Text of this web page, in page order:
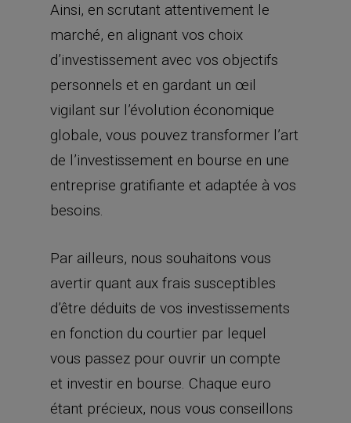
Ainsi, en scrutant attentivement le
marché, en alignant vos choix
d’investissement avec vos objectifs
personnels et en gardant un œil
vigilant sur l’évolution économique
globale, vous pouvez transformer l’art
de l’investissement en bourse en une
entreprise gratifiante et adaptée à vos
besoins.
Par ailleurs, nous souhaitons vous
avertir quant aux frais susceptibles
d’être déduits de vos investissements
en fonction du courtier par lequel
vous passez pour ouvrir un compte
et investir en bourse. Chaque euro
étant précieux, nous vous conseillons